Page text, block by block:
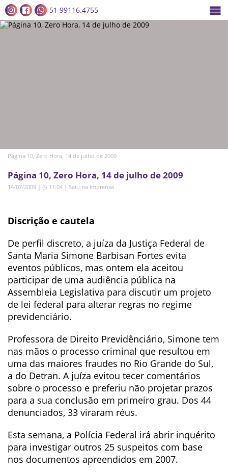
51 99116.4755
Página 10, Zero Hora, 14 de julho de 2009
Página 10, Zero Hora, 14 de julho de 2009
14/07/2009 | ◷ 11:04 | Saiu na Imprensa
Discrição e cautela
De perfil discreto, a juíza da Justiça Federal de
Santa Maria Simone Barbisan Fortes evita
eventos públicos, mas ontem ela aceitou
participar de uma audiência pública na
Assembleia Legislativa para discutir um projeto
de lei federal para alterar regras no regime
previdenciário.
Professora de Direito Previdênciário, Simone tem
nas mãos o processo criminal que resultou em
uma das maiores fraudes no Rio Grande do Sul,
a do Detran. A juíza evitou tecer comentários
sobre o processo e preferiu não projetar prazos
para a sua conclusão em primeiro grau. Dos 44
denunciados, 33 viraram réus.
Esta semana, a Polícia Federal irá abrir inquérito
para investigar outros 25 suspeitos com base
nos documentos apreendidos em 2007.